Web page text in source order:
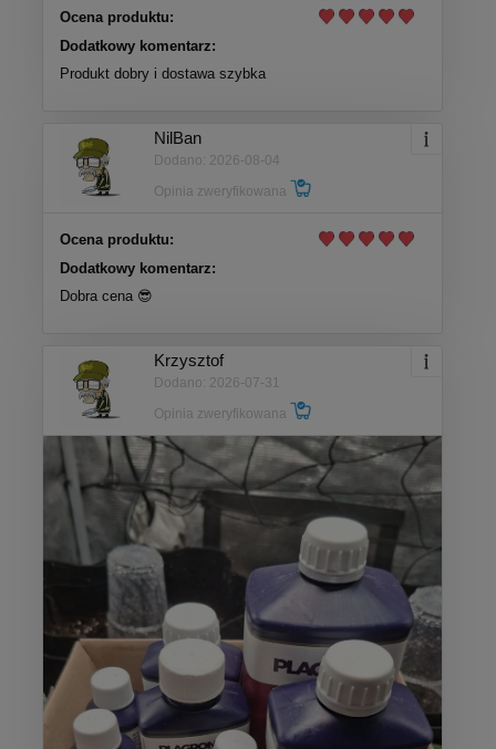
Ocena produktu:
Dodatkowy komentarz:
Produkt dobry i dostawa szybka
NilBan
Dodano: 2026-08-04
Opinia zweryfikowana
Ocena produktu:
Dodatkowy komentarz:
Dobra cena 😎
Krzysztof
Dodano: 2026-07-31
Opinia zweryfikowana